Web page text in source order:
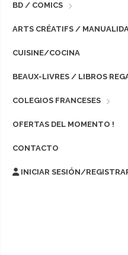
BD / COMICS
ARTS CRÉATIFS /
CUISINE/COCINA
BEAUX-LIVRES / LIBROS
COLEGIOS FRANCESES
OFERTAS DEL MOMENTO !
CONTACTO
INICIAR SESIÓN/